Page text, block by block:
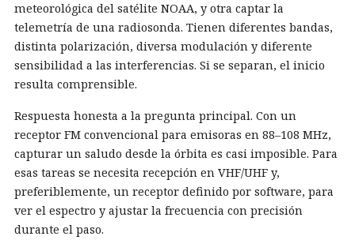
meteorológica del satélite NOAA, y otra captar la
telemetría de una radiosonda. Tienen diferentes bandas,
distinta polarización, diversa modulación y diferente
sensibilidad a las interferencias. Si se separan, el inicio
resulta comprensible.
Respuesta honesta a la pregunta principal. Con un
receptor FM convencional para emisoras en 88–108 MHz,
capturar un saludo desde la órbita es casi imposible. Para
esas tareas se necesita recepción en VHF/UHF y,
preferiblemente, un receptor definido por software, para
ver el espectro y ajustar la frecuencia con precisión
durante el paso.